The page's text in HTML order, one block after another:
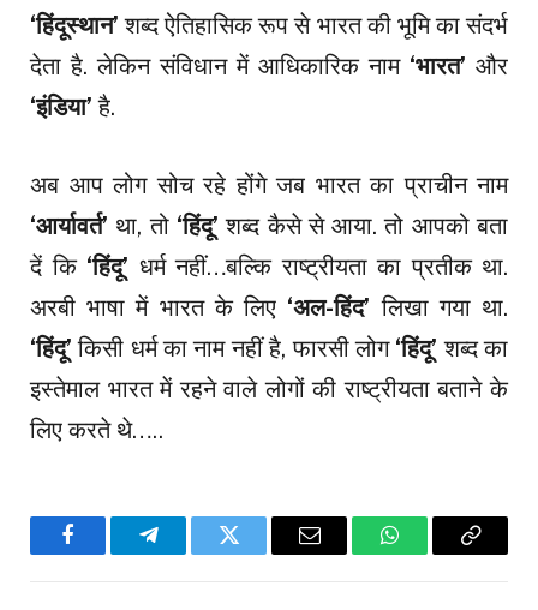
‘हिंदूस्थान’शब्द ऐतिहासिक रूप से भारत की भूमि का संदर्भ
देता है. लेकिन संविधान में आधिकारिक नाम ‘भारत’ और
‘इंडिया’है.
अब आप लोग सोच रहे होंगे जब भारत का प्राचीन नाम
‘आर्यावर्त’ था, तो‘हिंदू’शब्द कैसे से आया. तो आपको बता
दें कि ‘हिंदू’ धर्म नहीं…बल्कि राष्‍ट्रीयता का प्रतीक था.
अरबी भाषा में भारत के लिए ‘अल-हिंद’लिखा गया था.
‘हिंदू’ किसी धर्म का नाम नहीं है, फारसी लोग‘हिंदू’ शब्‍द का
इस्‍तेमाल भारत में रहने वाले लोगों की राष्‍ट्रीयता बताने के
लिए करते थे…..
FacebookTelegramTwitter Email WhatsAppCopy